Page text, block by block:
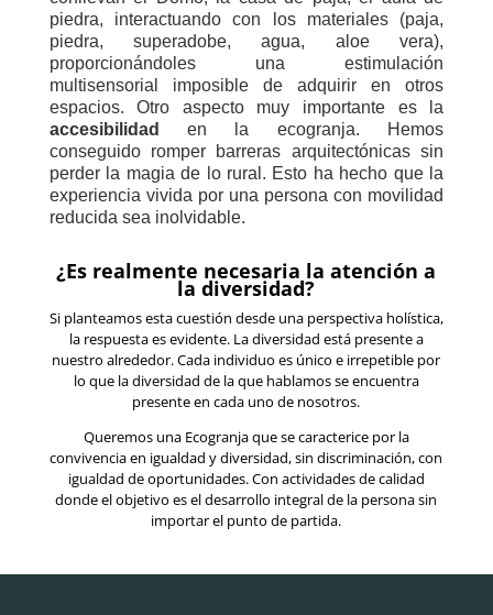
piedra, interactuando con los materiales (paja,
piedra, superadobe, agua, aloe vera),
proporcionándoles una estimulación
multisensorial imposible de adquirir en otros
espacios. Otro aspecto muy importante es la
accesibilidad
en la ecogranja. Hemos
conseguido romper barreras arquitectónicas sin
perder la magia de lo rural. Esto ha hecho que la
experiencia vivida por una persona con movilidad
reducida sea inolvidable.
¿Es realmente necesaria la atención a
la diversidad?
Si planteamos esta cuestión desde una perspectiva holística,
la respuesta es evidente. La diversidad está presente a
nuestro alrededor. Cada individuo es único e irrepetible por
lo que la diversidad de la que hablamos se encuentra
presente en cada uno de nosotros.
Queremos una Ecogranja que se caracterice por la
convivencia en igualdad y diversidad, sin discriminación, con
igualdad de oportunidades. Con actividades de calidad
donde el objetivo es el desarrollo integral de la persona sin
importar el punto de partida.